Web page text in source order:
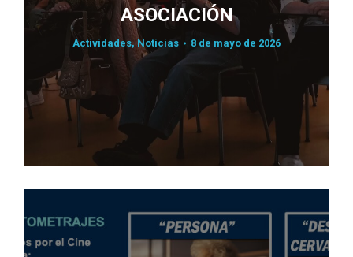
ASOCIACIÓN
Actividades, Noticias 8 de mayo de 2026